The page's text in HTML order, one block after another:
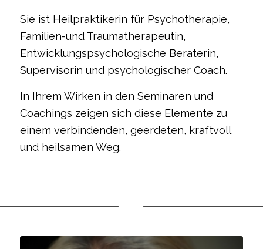
Sie ist Heilpraktikerin für Psychotherapie,
Familien-und Traumatherapeutin,
Entwicklungspsychologische Beraterin,
Supervisorin und psychologischer Coach.
In Ihrem Wirken in den Seminaren und
Coachings zeigen sich diese Elemente zu
einem verbindenden, geerdeten, kraftvoll
und heilsamen Weg.